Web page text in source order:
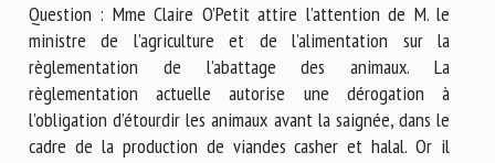
Question : Mme Claire O’Petit attire l’attention de M. le
ministre de l’agriculture et de l’alimentation sur la
règlementation de l’abattage des animaux. La
règlementation actuelle autorise une dérogation à
l’obligation d’étourdir les animaux avant la saignée, dans le
cadre de la production de viandes casher et halal. Or il
E-mail *
En soumettant ce formulaire, j'accepte que les
informations saisies soient utilisées dans le cadre de la